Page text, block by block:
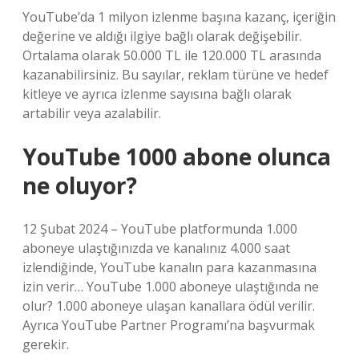
YouTube’da 1 milyon izlenme başına kazanç, içeriğin
değerine ve aldığı ilgiye bağlı olarak değişebilir.
Ortalama olarak 50.000 TL ile 120.000 TL arasında
kazanabilirsiniz. Bu sayılar, reklam türüne ve hedef
kitleye ve ayrıca izlenme sayısına bağlı olarak
artabilir veya azalabilir.
YouTube 1000 abone olunca
ne oluyor?
12 Şubat 2024 – YouTube platformunda 1.000
aboneye ulaştığınızda ve kanalınız 4.000 saat
izlendiğinde, YouTube kanalın para kazanmasına
izin verir… YouTube 1.000 aboneye ulaştığında ne
olur? 1.000 aboneye ulaşan kanallara ödül verilir.
Ayrıca YouTube Partner Programı’na başvurmak
gerekir.